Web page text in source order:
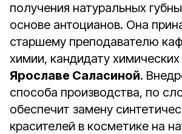
получения натуральных
основе антоцианов. Она
старшему преподавателю
химии, кандидату химических
Ярославе Саласиной.
способа производства, по
обеспечит замену
красителей в косметике на